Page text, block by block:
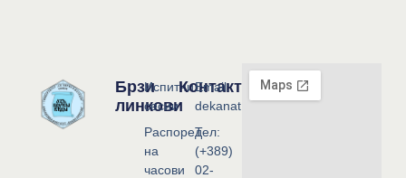
Брзи
линкови
Испитни
сесии
Распоред
на
часови
Контакт
Email:
dekanat@flf.ukim.edu.mk
Тел:
(+389)
02-